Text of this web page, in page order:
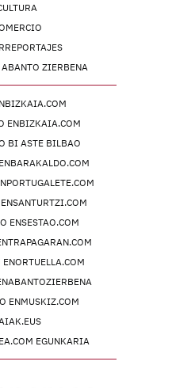
ABANTO ZIERBENA
ENBIZKAIA.COM
BI ASTE BILBAO
ENSESTAO.COM
ENMUSKIZ.COM
EGUNKARIA